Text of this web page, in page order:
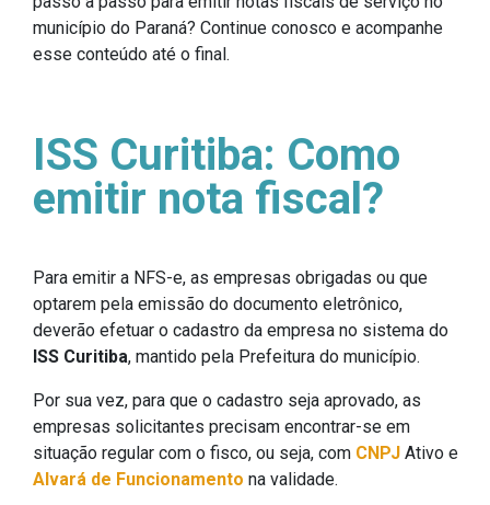
município do Paraná? Continue conosco e acompanhe
esse conteúdo até o final.
ISS Curitiba: Como
emitir nota fiscal?
Para emitir a NFS-e, as empresas obrigadas ou que
optarem pela emissão do documento eletrônico,
deverão efetuar o cadastro da empresa no sistema do
ISS Curitiba, mantido pela Prefeitura do município.
Por sua vez, para que o cadastro seja aprovado, as
empresas solicitantes precisam encontrar-se em
situação regular com o fisco, ou seja, com CNPJ Ativo e
Alvará de Funcionamento na validade.